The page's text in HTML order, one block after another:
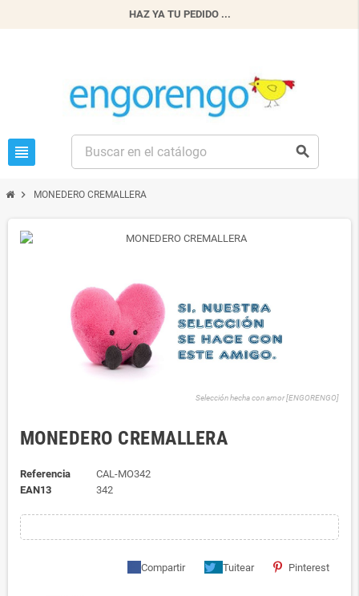
HAZ YA TU PEDIDO ...
view_headline search
chevron_right MONEDERO CREMALLERA
Selección hecha con amor [ENGORENGO]
MONEDERO CREMALLERA
Referencia
CAL-MO342
EAN13
342
Compartir Tuitear Pinterest